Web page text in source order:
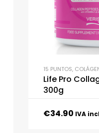
15 PUNTOS,
Life Pro
300g
€34.90 IVA